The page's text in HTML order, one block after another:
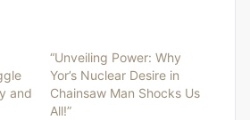
and
“Unveiling Power: Why
Yor’s Nuclear Desire in
Chainsaw Man Shocks Us
All!”